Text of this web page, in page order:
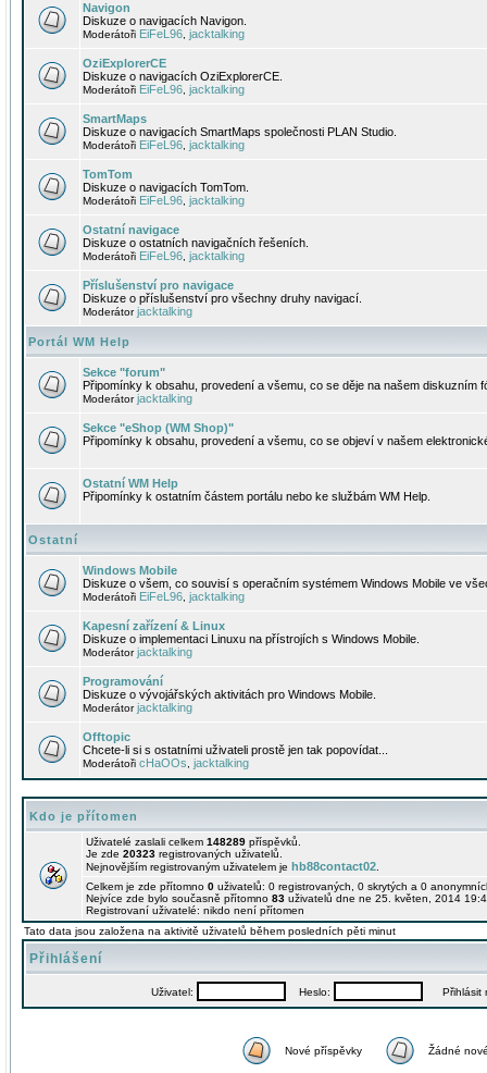
Navigon
Diskuze o navigacích Navigon.
Moderátoři EiFeL96 jacktalking
OziExplorerCE
Diskuze o navigacích OziExplorerCE.
Moderátoři EiFeL96 jacktalking
SmartMaps
Diskuze o navigacích SmartMaps společnosti PLAN Studio.
Moderátoři EiFeL96 jacktalking
TomTom
Diskuze o navigacích TomTom.
Moderátoři EiFeL96 jacktalking
Ostatní navigace
Diskuze o ostatních navigačních řešeních.
Moderátoři EiFeL96 jacktalking
Příslušenství pro navigace
Diskuze o příslušenství pro všechny druhy navigací.
Moderátorjacktalking
Portál WM Help
Sekce "forum"
Připomínky k obsahu, provedení a všemu, co se děje na našem diskuzním
Moderátorjacktalking
Sekce "eShop (WM Shop)"
Připomínky k obsahu, provedení a všemu, co se objeví v našem
Ostatní WM Help
Připomínky k ostatním částem portálu nebo ke službám WM Help.
Ostatní
Windows Mobile
Diskuze o všem, co souvisí s operačním systémem Windows Mobile ve
Moderátoři EiFeL96 jacktalking
Kapesní zařízení & Linux
Diskuze o implementaci Linuxu na přístrojích s Windows Mobile.
Moderátorjacktalking
Programování
Diskuze o vývojářských aktivitách pro Windows Mobile.
Moderátorjacktalking
Offtopic
Chcete-li si s ostatními uživateli prostě jen tak popovídat...
Moderátoři cHaOOs jacktalking
Kdo je přítomen
Uživatelé zaslali celkem 148289 příspěvků.
Je zde 20323 registrovaných uživatelů.
Nejnovějším registrovaným uživatelem je hb88contact02
Celkem je zde přítomno 0 uživatelů: 0 registrovaných, 0 skrytých a 0
Nejvíce zde bylo současně přítomno 83 uživatelů dne ne 25. květen, 2014
Registrovaní uživatelé: nikdo není přítomen
Tato data jsou založena na aktivitě uživatelů během posledních pěti minut
Přihlášení
Uživatel: Heslo: Přihlásit
Nové příspěvky Žádné